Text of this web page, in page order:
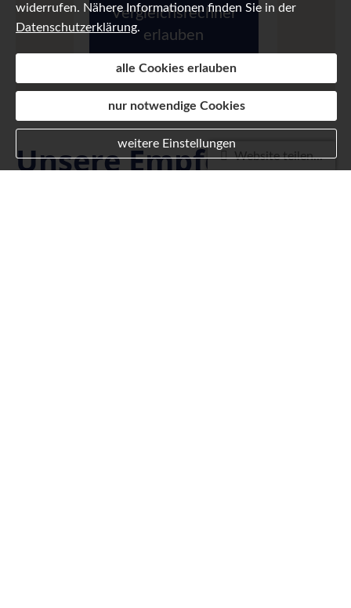
Vergleichsrechner
erlauben
Unsere Empfehlung!
widerrufen. Nähere Informationen finden Sie in der
Datenschutzerklärung.
alle Cookies erlauben
nur notwendige Cookies
weitere Einstellungen
Website teilen...